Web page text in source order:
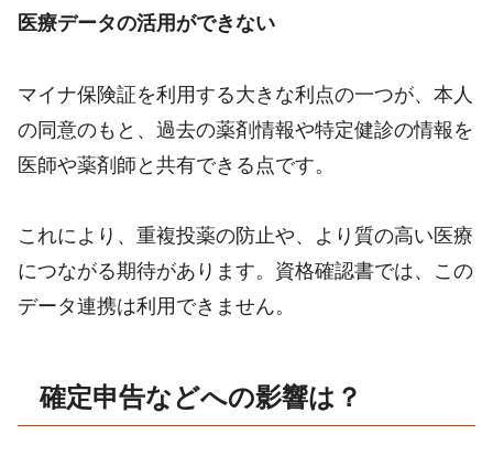
医療データの活用ができない
マイナ保険証を利用する大きな利点の一つが、本人
の同意のもと、過去の薬剤情報や特定健診の情報を
医師や薬剤師と共有できる点です。
これにより、重複投薬の防止や、より質の高い医療
につながる期待があります。資格確認書では、この
データ連携は利用できません。
確定申告などへの影響は？